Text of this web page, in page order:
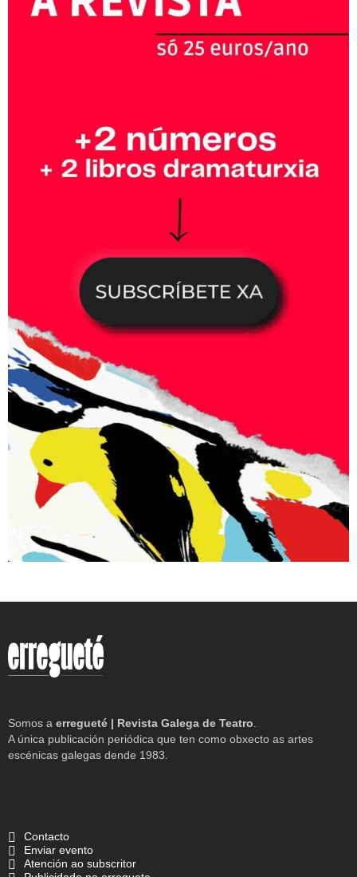
Somos a erregueté | Revista Galega de Teatro
A única publicación periódica que ten como obxecto as artes
escénicas galegas dende 1983.
Contacto
Enviar evento
Atención ao subscritor